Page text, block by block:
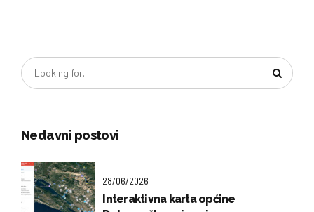
Nedavni postovi
28/06/2026
Interaktivna karta općine